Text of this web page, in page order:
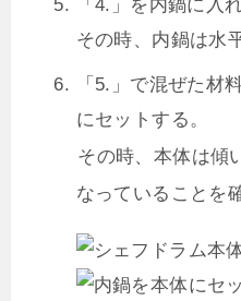
「4.」を内鍋に入
その時、内鍋は水
「5.」で混ぜた材
にセットする。
その時、本体は傾
なっていることを